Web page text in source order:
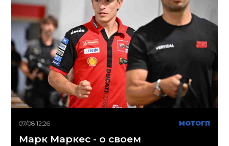
07/08 12:26 МОТОГП
Марк Маркес - о своем